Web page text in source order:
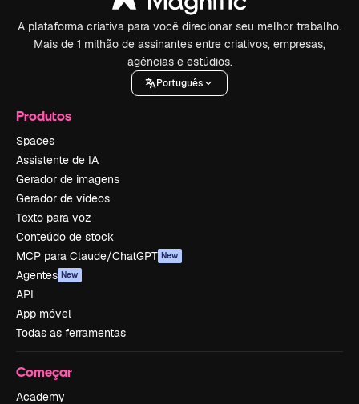
A plataforma criativa para você direcionar seu melhor trabalho.
Mais de 1 milhão de assinantes entre criativos, empresas,
agências e estúdios.
Português
Produtos
Spaces
Assistente de IA
Gerador de imagens
Gerador de vídeos
Texto para voz
Conteúdo de stock
MCP para Claude/ChatGPT New
Agentes New
API
App móvel
Todas as ferramentas
Começar
Academy